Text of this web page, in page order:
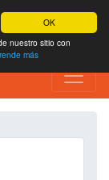
OK
nuestro sitio con
más